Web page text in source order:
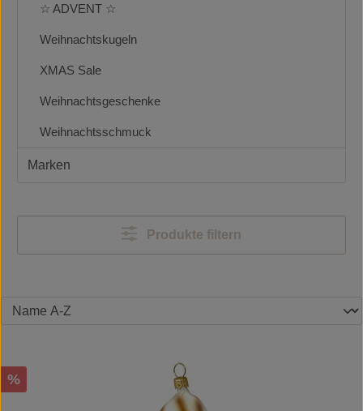
☆ ADVENT ☆
Weihnachtskugeln
XMAS Sale
Weihnachtsgeschenke
Weihnachtsschmuck
Marken
Produkte filtern
Rabatt
%